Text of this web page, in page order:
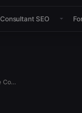
Consultant SEO
Google My Business en Vendée : Guide Complet pour les Entreprises Locales